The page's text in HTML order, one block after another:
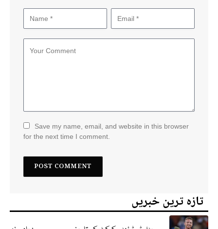
Save my name, email, and website in this browser
for the next time I comment.
تازہ ترین خبریں